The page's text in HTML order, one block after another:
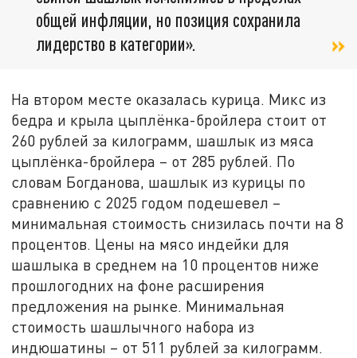
общей инфляции, но позиция сохранила
лидерство в категории».
На втором месте оказалась курица. Микс из
бедра и крыла цыплёнка-бройлера стоит от
260 рублей за килограмм, шашлык из мяса
цыплёнка-бройлера – от 285 рублей. По
словам Богданова, шашлык из курицы по
сравнению с 2025 годом подешевел –
минимальная стоимость снизилась почти на 8
процентов. Цены на мясо индейки для
шашлыка в среднем на 10 процентов ниже
прошлогодних на фоне расширения
предложения на рынке. Минимальная
стоимость шашлычного набора из
индюшатины – от 511 рублей за килограмм.